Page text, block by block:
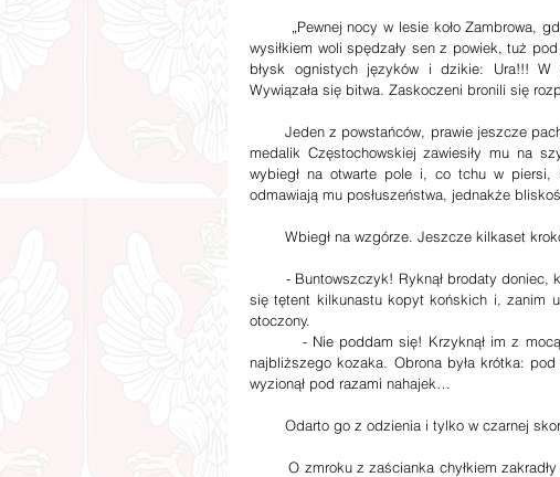
wysiłkiem woli spędzały sen z powiek, tuż
błysk ognistych języków i dzikie: Ura!!! W
Wywiązała się bitwa. Zaskoczeni bronili się
        Jeden z powstańców, prawie jeszcze pacholę, którego, gdy na bój wyruszał, żegnały łzy matczyne, a
medalik Częstochowskiej zawiesiły mu na
wybiegł na otwarte pole i, co tchu w piersi,
odmawiają mu posłuszeństwa, jednakże
Wbiegł na wzgórze. Jeszcze kilkaset
        - Buntowszczyk! Ryknął brodaty doniec, knutem wskazując na sylwetkę powstańca. Za chwilę rozległ
się tętent kilkunastu kopyt końskich i, zanim
otoczony.
najbliższego kozaka. Obrona była krótka:
wyzionął pod razami nahajek…
Odarto go z odzienia i tylko w
        O zmroku z zaścianka chyłkiem zakradły się dwie postacie i w twardym ugorze wykopały mogiłę dla